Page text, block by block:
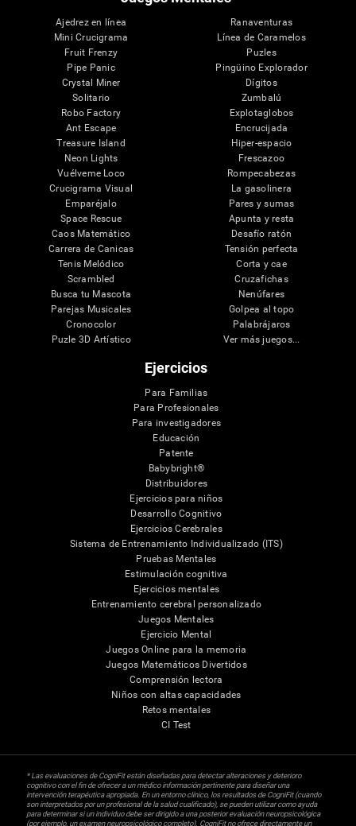
Ajedrez en línea
Mini Crucigrama
Fruit Frenzy
Pipe Panic
Crystal Miner
Solitario
Robo Factory
Ant Escape
Treasure Island
Neon Lights
Vuélveme Loco
Crucigrama Visual
Emparéjalo
Space Rescue
Caos Matemático
Carrera de Canicas
Tenis Melódico
Scrambled
Busca tu Mascota
Parejas Musicales
Cronocolor
Puzle 3D Artístico
Ranaventuras
Línea de Caramelos
Puzles
Pingüino Explorador
Dígitos
Zumbalú
Explotaglobos
Encrucijada
Hiper-espacio
Frescazoo
Rompecabezas
La gasolinera
Pares y sumas
Apunta y resta
Desafío ratón
Tensión perfecta
Corta y cae
Cruzafichas
Nenúfares
Golpea al topo
Palabrájaros
Ver más juegos...
Ejercicios
Para Familias
Para Profesionales
Para investigadores
Educación
Patente
Babybright®
Distribuidores
Ejercicios para niños
Desarrollo Cognitivo
Ejercicios Cerebrales
Sistema de Entrenamiento Individualizado (ITS)
Pruebas Mentales
Estimulación cognitiva
Ejercicios mentales
Entrenamiento cerebral personalizado
Juegos Mentales
Ejercicio Mental
Juegos Online para la memoria
Juegos Matemáticos Divertidos
Comprensión lectora
Niños con altas capacidades
Retos mentales
CI Test
* Las evaluaciones de CogniFit están diseñadas para detectar alteraciones y deterioro
cognitivo con el fin de ofrecer a un médico información pertinente para diseñar una
intervención terapéutica apropiada. En un entorno clínico, los resultados de CogniFit (cuando
son interpretados por un profesional de la salud cualificado), se pueden utilizar como ayuda
para determinar si un individuo debe ser dirigido a una posterior evaluación neuropsicológica
(por ejemplo, un examen neuropsicológico completo). CogniFit no ofrece directamente un